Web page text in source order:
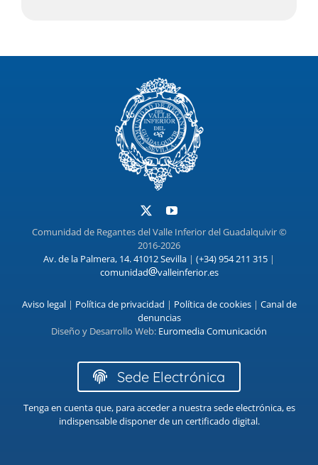
Comunidad de Regantes del Valle Inferior del Guadalquivir ©
2016-2026
Av. de la Palmera, 14. 41012 Sevilla | (+34) 954 211 315 |
comunidad
valleinferior.es
Aviso legal| Política de privacidad | Política de cookies| Canal de
denuncias
Diseño y Desarrollo Web: Euromedia Comunicación
Sede Electrónica
Tenga en cuenta que, para acceder a nuestra sede electrónica, es
indispensable disponer de un certificado digital.